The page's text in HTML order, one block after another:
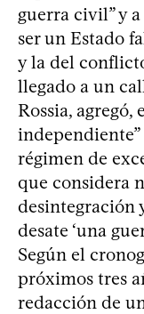
guerra civil” y
ser un Estado
y la del
llegado a un
Rossia, agregó,
régimen de
que considera
desintegración
desate ‘una
Según el
próximos tres
redacción de